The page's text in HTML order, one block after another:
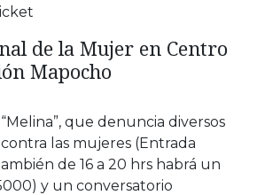
de la Mujer en Centro
Mapocho
que denuncia diversos
las mujeres (Entrada
de 16 a 20 hrs habrá un
y un conversatorio